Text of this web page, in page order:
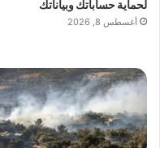
لحماية حساباتك وبياناتك
أغسطس 8, 2026